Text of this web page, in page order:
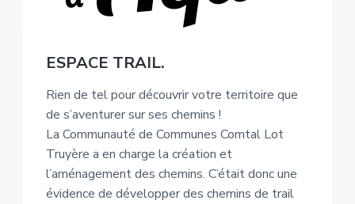
ESPACE TRAIL.
Rien de tel pour découvrir votre territoire que
de s’aventurer sur ses chemins !
La Communauté de Communes Comtal Lot
Truyère a en charge la création et
l’aménagement des chemins. C’était donc une
évidence de développer des chemins de trail